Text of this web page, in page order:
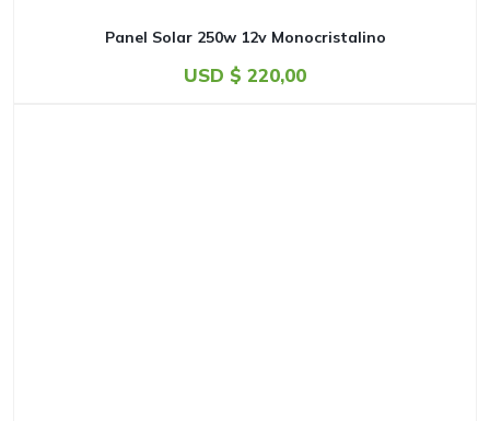
Panel Solar 250w 12v Monocristalino
USD $ 220,00